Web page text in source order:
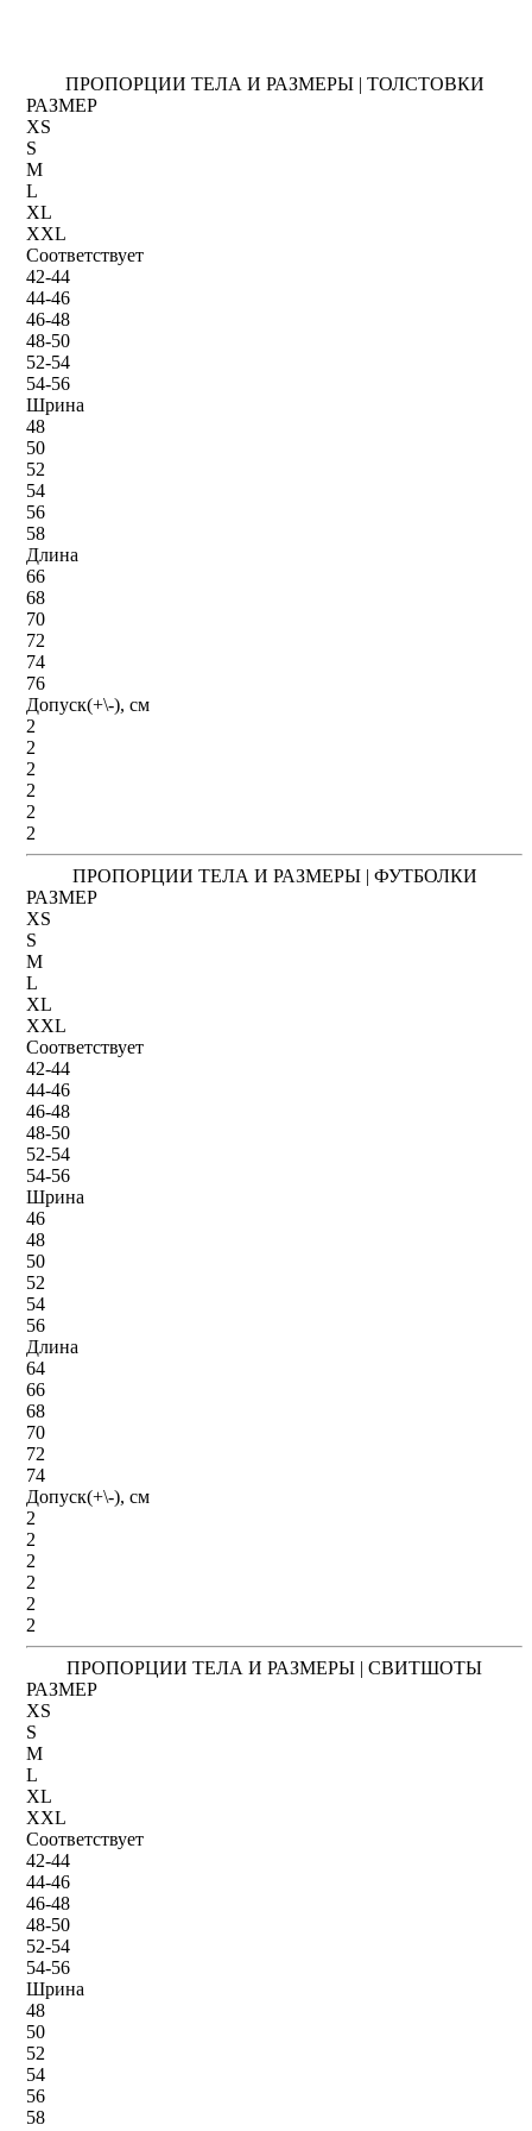
ПРОПОРЦИИ ТЕЛА И РАЗМЕРЫ | ТОЛСТОВКИ
РАЗМЕР
XS
S
M
L
XL
XXL
Соответствует
42-44
44-46
46-48
48-50
52-54
54-56
Шрина
48
50
52
54
56
58
Длина
66
68
70
72
74
76
Допуск(+\-), см
2
2
2
2
2
2
ПРОПОРЦИИ ТЕЛА И РАЗМЕРЫ | ФУТБОЛКИ
РАЗМЕР
XS
S
M
L
XL
XXL
Соответствует
42-44
44-46
46-48
48-50
52-54
54-56
Шрина
46
48
50
52
54
56
Длина
64
66
68
70
72
74
Допуск(+\-), см
2
2
2
2
2
2
ПРОПОРЦИИ ТЕЛА И РАЗМЕРЫ | СВИТШОТЫ
РАЗМЕР
XS
S
M
L
XL
XXL
Соответствует
42-44
44-46
46-48
48-50
52-54
54-56
Шрина
48
50
52
54
56
58